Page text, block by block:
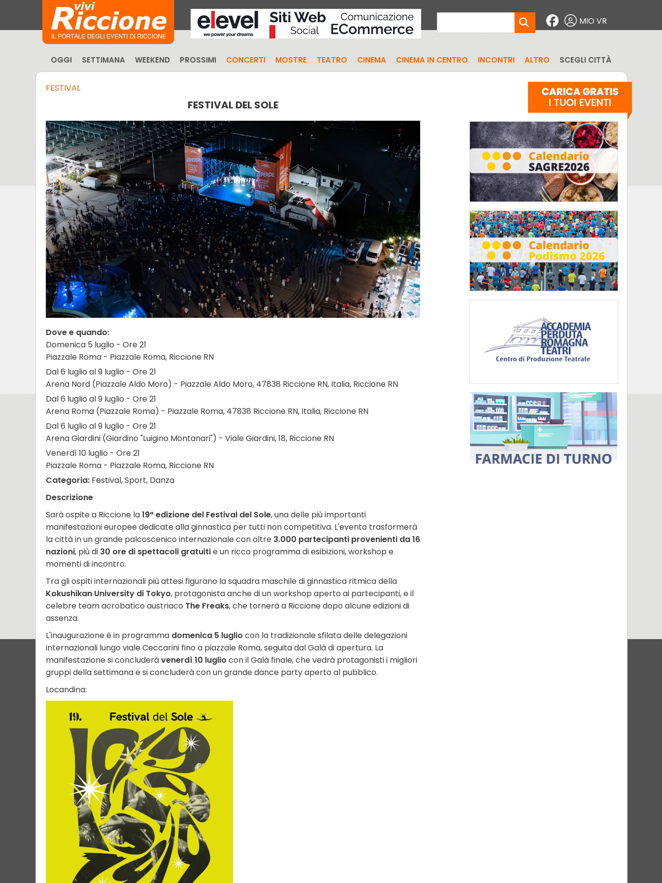
MIO VR
OGGI SETTIMANA WEEKEND PROSSIMI CONCERTI MOSTRE TEATRO CINEMA CINEMA IN CENTRO INCONTRI ALTRO SCEGLI CITTÀ
FESTIVAL
FESTIVAL DEL SOLE
Dove e quando:
Domenica 5 luglio - Ore 21
Piazzale Roma - Piazzale Roma, Riccione RN
Dal 6 luglio al 9 luglio - Ore 21
Arena Nord (Piazzale Aldo Moro) - Piazzale Aldo Moro, 47838 Riccione RN, Italia, Riccione RN
Dal 6 luglio al 9 luglio - Ore 21
Arena Roma (Piazzale Roma) - Piazzale Roma, 47838 Riccione RN, Italia, Riccione RN
Dal 6 luglio al 9 luglio - Ore 21
Arena Giardini (Giardino "Luigino Montanari") - Viale Giardini, 18, Riccione RN
Venerdì 10 luglio - Ore 21
Piazzale Roma - Piazzale Roma, Riccione RN
Categoria: Festival, Sport, Danza
Descrizione
Sarà ospite a Riccione la19ª edizione del Festival del Sole, una delle più importanti
manifestazioni europee dedicate alla ginnastica per tutti non competitiva. L'evento trasformerà
la città in un grande palcoscenico internazionale con oltre 3.000 partecipanti provenienti da 16
nazioni, più di 30 ore di spettacoli gratuitie un ricco programma di esibizioni, workshop e
momenti di incontro.
Tra gli ospiti internazionali più attesi figurano la squadra maschile di ginnastica ritmica della
Kokushikan University di Tokyo, protagonista anche di un workshop aperto ai partecipanti, e il
celebre team acrobatico austriaco The Freaks, che tornerà a Riccione dopo alcune edizioni di
assenza.
L'inaugurazione è in programma domenica 5 luglio con la tradizionale sfilata delle delegazioni
internazionali lungo viale Ceccarini fino a piazzale Roma, seguita dal Galà di apertura. La
manifestazione si concluderàvenerdì 10 luglio con il Galà finale, che vedrà protagonisti i migliori
gruppi della settimana e si concluderà con un grande dance party aperto al pubblico.
Locandina: